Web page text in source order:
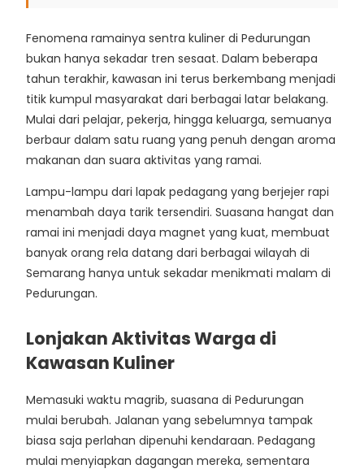
Fenomena ramainya sentra kuliner di Pedurungan
bukan hanya sekadar tren sesaat. Dalam beberapa
tahun terakhir, kawasan ini terus berkembang menjadi
titik kumpul masyarakat dari berbagai latar belakang.
Mulai dari pelajar, pekerja, hingga keluarga, semuanya
berbaur dalam satu ruang yang penuh dengan aroma
makanan dan suara aktivitas yang ramai.
Lampu-lampu dari lapak pedagang yang berjejer rapi
menambah daya tarik tersendiri. Suasana hangat dan
ramai ini menjadi daya magnet yang kuat, membuat
banyak orang rela datang dari berbagai wilayah di
Semarang hanya untuk sekadar menikmati malam di
Pedurungan.
Lonjakan Aktivitas Warga di
Kawasan Kuliner
Memasuki waktu magrib, suasana di Pedurungan
mulai berubah. Jalanan yang sebelumnya tampak
biasa saja perlahan dipenuhi kendaraan. Pedagang
mulai menyiapkan dagangan mereka, sementara